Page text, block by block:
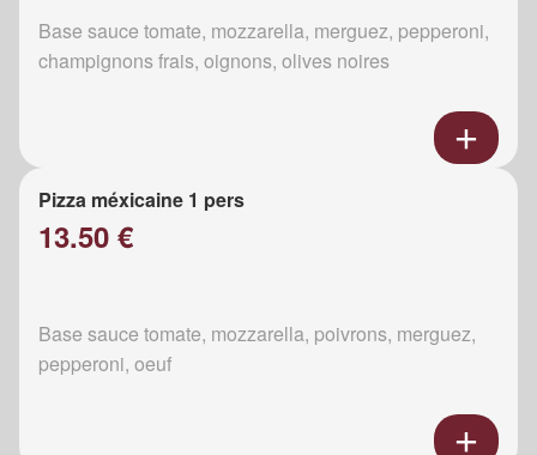
Base sauce tomate, mozzarella, merguez, pepperoni,
champignons frais, oignons, olives noires
Pizza méxicaine 1 pers
13.50 €
Base sauce tomate, mozzarella, poivrons, merguez,
pepperoni, oeuf